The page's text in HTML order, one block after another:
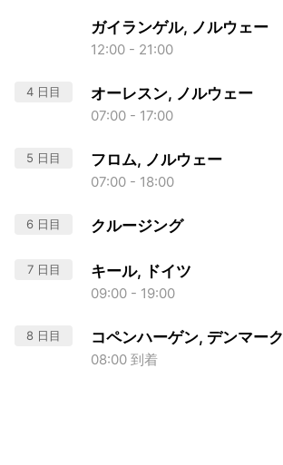
ガイランゲル, ノルウェー
12:00 - 21:00
4 日目 オーレスン, ノルウェー
07:00 - 17:00
5 日目 フロム, ノルウェー
07:00 - 18:00
6 日目 クルージング
7 日目 キール, ドイツ
09:00 - 19:00
8 日目 コペンハーゲン, デンマーク
08:00 到着